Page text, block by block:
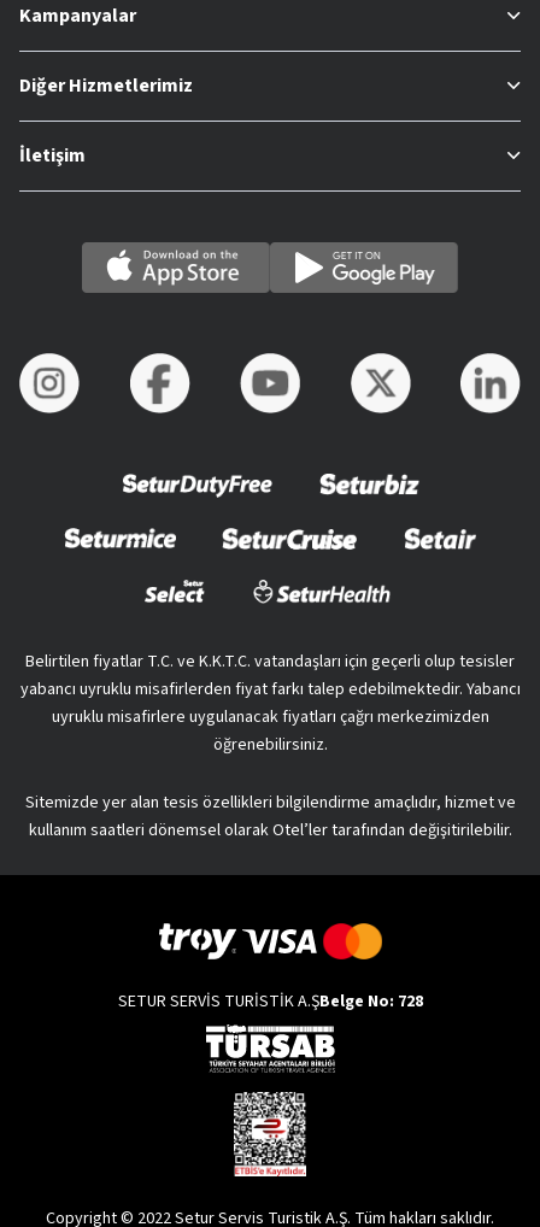
Kampanyalar
Diğer Hizmetlerimiz
İletişim
Belirtilen fiyatlar T.C. ve K.K.T.C. vatandaşları için geçerli olup tesisler
yabancı uyruklu misafirlerden fiyat farkı talep edebilmektedir. Yabancı
uyruklu misafirlere uygulanacak fiyatları çağrı merkezimizden
öğrenebilirsiniz.
Sitemizde yer alan tesis özellikleri bilgilendirme amaçlıdır, hizmet ve
kullanım saatleri dönemsel olarak Otel’ler tarafından değişitirilebilir.
SETUR SERVİS TURİSTİK A.ŞBelge No: 728
Copyright © 2022 Setur Servis Turistik A.Ş. Tüm hakları saklıdır.